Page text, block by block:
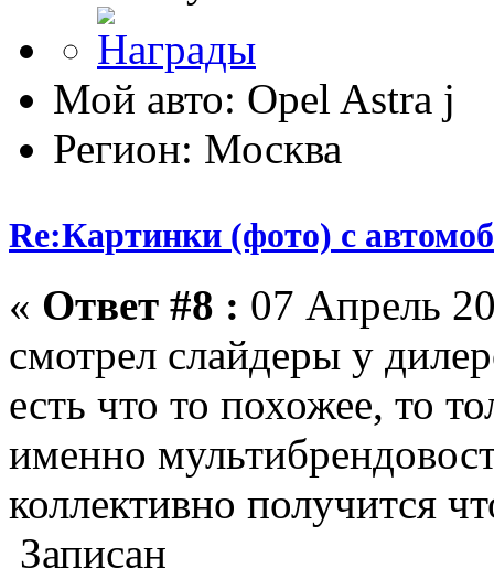
Мой авто: Opel Astra j
Регион: Москва
Re:Картинки (фото) с
« Ответ #8 : 07 Апрель
смотрел слайдеры у
есть что то похожее, то
именно
коллективно получится
Записан